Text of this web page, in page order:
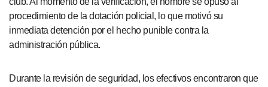
procedimiento de la dotación policial, lo que motivó su
inmediata detención por el hecho punible contra la
administración pública.
Durante la revisión de seguridad, los efectivos encontraron que